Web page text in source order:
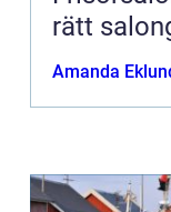
rätt
Amanda